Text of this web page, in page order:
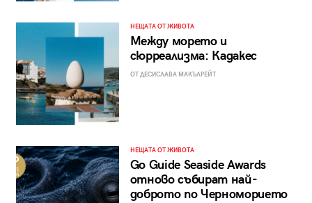
НЕЩАТА ОТ ЖИВОТА
Между морето и
сюрреализма: Кадакес
ОТ ДЕСИСЛАВА МАКЪЛРЕЙТ
НЕЩАТА ОТ ЖИВОТА
Go Guide Seaside Awards
отново събират най-
доброто по Черноморието